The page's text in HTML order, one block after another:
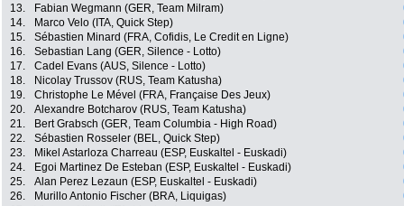
13.
Fabian Wegmann (GER, Team Milram)
14.
Marco Velo (ITA, Quick Step)
15.
Sébastien Minard (FRA, Cofidis, Le Credit en Ligne)
16.
Sebastian Lang (GER, Silence - Lotto)
17.
Cadel Evans (AUS, Silence - Lotto)
18.
Nicolay Trussov (RUS, Team Katusha)
19.
Christophe Le Mével (FRA, Française Des Jeux)
20.
Alexandre Botcharov (RUS, Team Katusha)
21.
Bert Grabsch (GER, Team Columbia - High Road)
22.
Sébastien Rosseler (BEL, Quick Step)
23.
Mikel Astarloza Charreau (ESP, Euskaltel - Euskadi)
24.
Egoi Martinez De Esteban (ESP, Euskaltel - Euskadi)
25.
Alan Perez Lezaun (ESP, Euskaltel - Euskadi)
26.
Murillo Antonio Fischer (BRA, Liquigas)